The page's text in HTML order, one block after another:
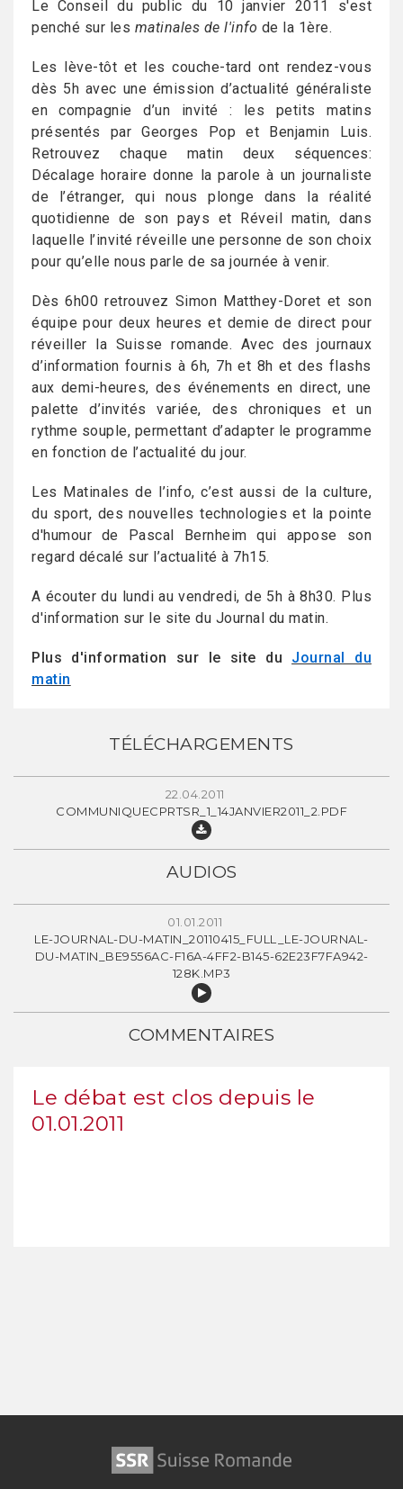
Le Conseil du public du 10 janvier 2011 s'est
penché sur les matinales de l'info de la 1ère.
Les lève-tôt et les couche-tard ont rendez-vous
dès 5h avec une émission d’actualité généraliste
en compagnie d’un invité : les petits matins
présentés par Georges Pop et Benjamin Luis.
Retrouvez chaque matin deux séquences:
Décalage horaire donne la parole à un journaliste
de l’étranger, qui nous plonge dans la réalité
quotidienne de son pays et Réveil matin, dans
laquelle l’invité réveille une personne de son choix
pour qu’elle nous parle de sa journée à venir.
Dès 6h00 retrouvez Simon Matthey-Doret et son
équipe pour deux heures et demie de direct pour
réveiller la Suisse romande. Avec des journaux
d’information fournis à 6h, 7h et 8h et des flashs
aux demi-heures, des événements en direct, une
palette d’invités variée, des chroniques et un
rythme souple, permettant d’adapter le programme
en fonction de l’actualité du jour.
Les Matinales de l’info, c’est aussi de la culture,
du sport, des nouvelles technologies et la pointe
d'humour de Pascal Bernheim qui appose son
regard décalé sur l’actualité à 7h15.
A écouter du lundi au vendredi, de 5h à 8h30. Plus
d'information sur le site du Journal du matin.
Plus d'information sur le site du Journal du
matin
TÉLÉCHARGEMENTS
22.04.2011
COMMUNIQUECPRTSR_1_14JANVIER2011_2.PDF
AUDIOS
01.01.2011
LE-JOURNAL-DU-MATIN_20110415_FULL_LE-JOURNAL-
DU-MATIN_BE9556AC-F16A-4FF2-B145-62E23F7FA942-
128K.MP3
COMMENTAIRES
Le débat est clos depuis le
01.01.2011